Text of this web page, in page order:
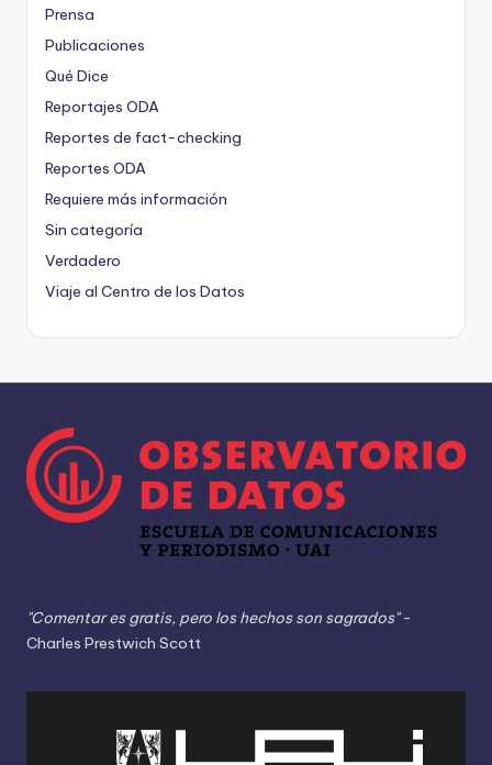
Prensa
Publicaciones
Qué Dice
Reportajes ODA
Reportes de fact-checking
Reportes ODA
Requiere más información
Sin categoría
Verdadero
Viaje al Centro de los Datos
"Comentar es gratis, pero los hechos son sagrados"-
Charles Prestwich Scott